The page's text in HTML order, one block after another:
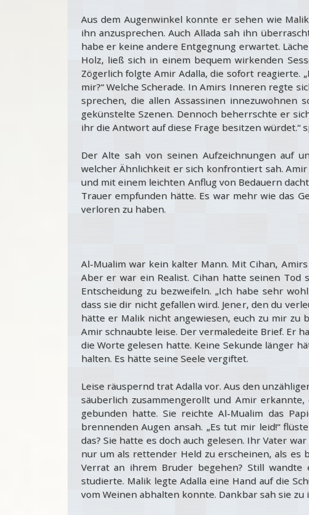
Aus dem Augenwinkel konnte er sehen wie
ihn anzusprechen. Auch Allada sah ihn
habe er keine andere Entgegnung erwartet.
Holz, ließ sich in einem bequem wirkenden
Zögerlich folgte Amir Adalla, die sofort reagierte.
mir?“ Welche Scherade. In Amirs Inneren regte
sprechen, die allen Assassinen innezuwohnen
gekünstelte Szenen. Dennoch beherrschte er
ihr die Antwort auf diese Frage besitzen würdet.“
Der Alte sah von seinen Aufzeichnungen auf
welcher Ähnlichkeit er sich konfrontiert sah.
und mit einem leichten Anflug von Bedauern
Trauer empfunden hätte. Es war mehr wie das
verloren zu haben.
Al-Mualim war kein kalter Mann. Mit Cihan,
Aber er war ein Realist. Cihan hatte seinen
Entscheidung zu bezweifeln. „Ich habe sehr
dass sie dir nicht gefallen wird. Jener, den du
hätte er Malik nicht angewiesen, euch zu mir zu
Amir schnaubte leise. Der vermaledeite Brief. Er
die Worte gelesen hatte. Keine Sekunde länger
halten. Es hätte seine Seele vergiftet.
Leise räuspernd trat Adalla vor. Aus den
säuberlich zusammengerollt und Amir
gebunden hatte. Sie reichte Al-Mualim das
brennenden Augen ansah. „Es tut mir leid!“
das? Sie hatte es doch auch gelesen. Ihr Vater
nur um als rettender Held zu erscheinen, als es
Verrat an ihrem Bruder begehen? Still
studierte. Malik legte Adalla eine Hand auf die
vom Weinen abhalten konnte. Dankbar sah sie zu